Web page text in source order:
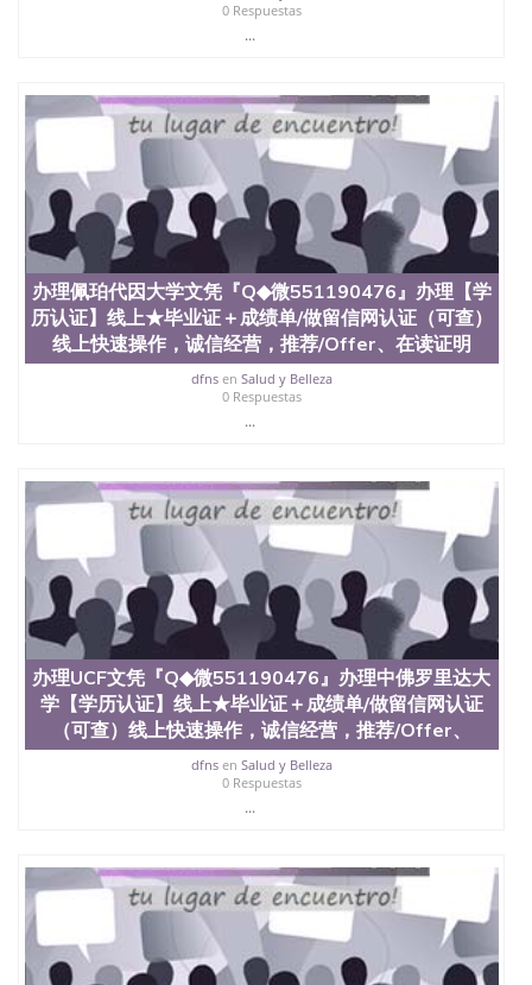
0 Respuestas
...
办理佩珀代因大学文凭『Q◆微551190476』办理【学
历认证】线上★毕业证＋成绩单/做留信网认证（可查）
线上快速操作，诚信经营，推荐/Offer、在读证明
dfnsen Salud y Belleza
0 Respuestas
...
办理UCF文凭『Q◆微551190476』办理中佛罗里达大
学【学历认证】线上★毕业证＋成绩单/做留信网认证
（可查）线上快速操作，诚信经营，推荐/Offer、
dfnsen Salud y Belleza
0 Respuestas
...